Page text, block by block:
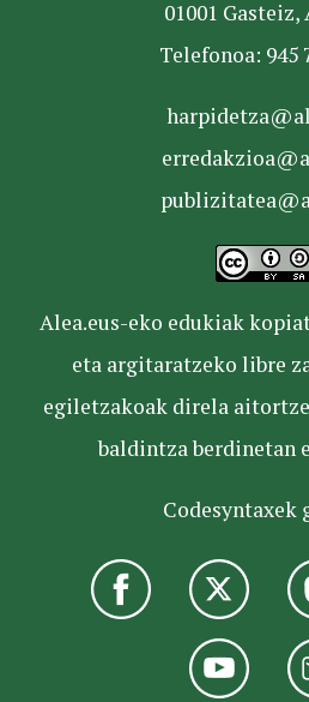
01001 Gasteiz,
Telefonoa: 945
Alea.eus-eko edukiak
eta argitaratzeko libre
egiletzakoak direla
baldintza berdinetan
Codesyntaxek